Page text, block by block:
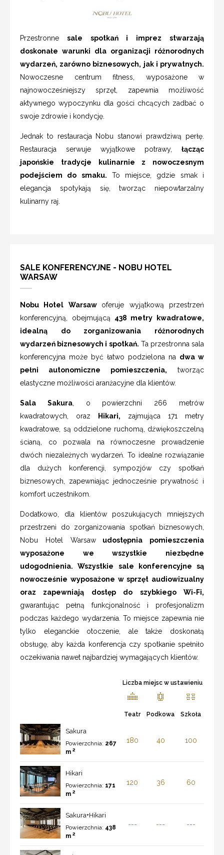
Przestronne sale spotkań i imprez stwarzają
doskonałe warunki dla organizacji różnorodnych
wydarzeń, zarówno biznesowych, jak i prywatnych.
Nowoczesne centrum fitness, wyposażone w
najnowocześniejszy sprzęt, zapewnia możliwość
aktywnego wypoczynku dla gości chcących zadbać o
swoje zdrowie i kondycję.
Jednak to restauracja Nobu stanowi prawdziwą perłę.
Restauracja serwuje wyjątkowe potrawy, łącząc
japońskie tradycje kulinarnie z nowoczesnym
podejściem do smaku. To miejsce, gdzie smak i
elegancja spotykają się, tworząc niepowtarzalny
kulinarny raj.
SALE KONFERENCYJNE - NOBU HOTEL
WARSAW
Nobu Hotel Warsaw oferuje wyjątkową przestrzeń
konferencyjną, obejmującą 438 metry kwadratowe,
idealną do zorganizowania różnorodnych
wydarzeń biznesowych i spotkań. Ta przestronna sala
konferencyjna może być łatwo podzielona na dwa w
pełni autonomiczne pomieszczenia, tworząc
elastyczne możliwości aranżacyjne dla klientów.
Sala Sakura, o powierzchni 266 metrów
kwadratowych, oraz Hikari, zajmująca 171 metry
kwadratowe, są oddzielone ruchomą, dźwiękoszczelną
ścianą, co pozwala na równoczesne prowadzenie
dwóch niezależnych wydarzeń. To idealne rozwiązanie
dla dużych konferencji, sympozjów czy spotkań
biznesowych, zapewniając jednocześnie prywatność i
komfort uczestnikom.
Dodatkowo, dla klientów poszukujących mniejszych
przestrzeni do zorganizowania spotkań biznesowych,
Nobu Hotel Warsawudostępnia pomieszczenia
wyposażone we wszystkie niezbędne
udogodnienia. Wszystkie sale konferencyjne są
nowocześnie wyposażone w sprzęt audiowizualny
oraz zapewniają dostęp do szybkiego Wi-Fi,
gwarantując pełną funkcjonalność i profesjonalizm
podczas każdego wydarzenia. To miejsce zapewnia nie
tylko eleganckie otoczenie, ale także doskonałą
obsługę, aby każda konferencja czy spotkanie spełniło
oczekiwania nawet najbardziej wymagających klientów.
Liczba miejsc w ustawieniu
Teatr Podkowa Szkoła
Sakura
Powierzchnia: 267
m 2
180 40 100
Hikari
Powierzchnia: 171
m 2
120 36 60
Sakura+Hikari
Powierzchnia: 438
m 2
--- --- ---